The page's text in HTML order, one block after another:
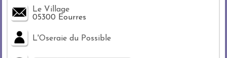
Le Village
05300 Eourres
L'Oseraie du Possible